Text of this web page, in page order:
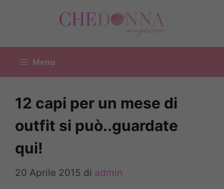
Menu
12 capi per un mese di
outfit si può..guardate
qui!
20 Aprile 2015 di admin